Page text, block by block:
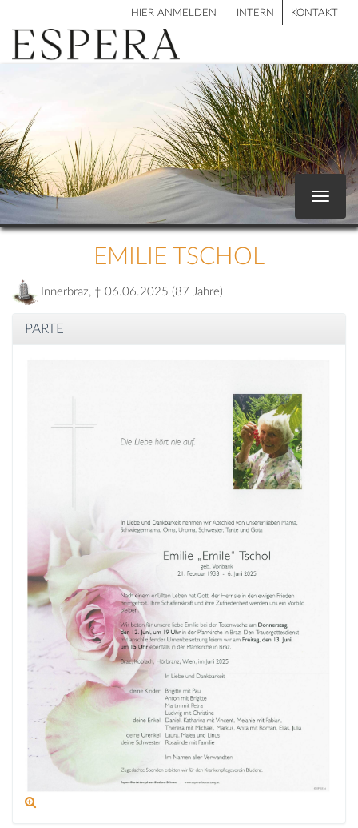
HIER ANMELDEN INTERN KONTAKT
Toggle
EMILIE TSCHOL
Innerbraz, † 06.06.2025 (87 Jahre)
PARTE